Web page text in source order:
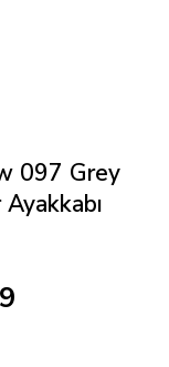
097 Grey